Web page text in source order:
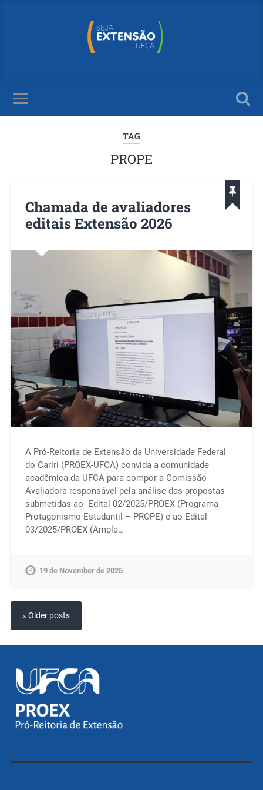
TAG
PROPE
Chamada de avaliadores
editais Extensão 2026
A Pró-Reitoria de Extensão da Universidade Federal
do Cariri (PROEX-UFCA) convida a comunidade
acadêmica da UFCA para compor a Comissão
Avaliadora responsável pela análise das propostas
submetidas ao Edital 02/2025/PROEX (Programa
Protagonismo Estudantil – PROPE) e ao Edital
03/2025/PROEX (Ampla…
19 de November de 2025
« Older posts